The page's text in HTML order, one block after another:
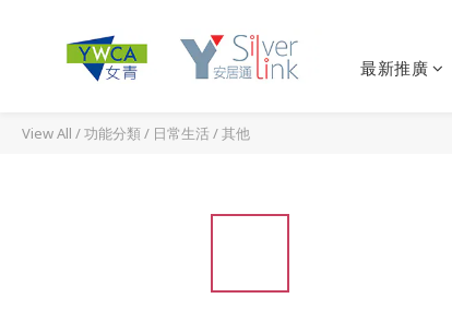
最新推廣
View All /功能分類/ 日常生活/其他